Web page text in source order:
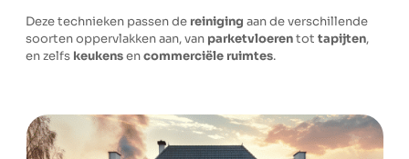
Deze technieken passen de reiniging aan de verschillende
soorten oppervlakken aan, van parketvloerentottapijten,
en zelfs keukensencommerciële ruimtes.